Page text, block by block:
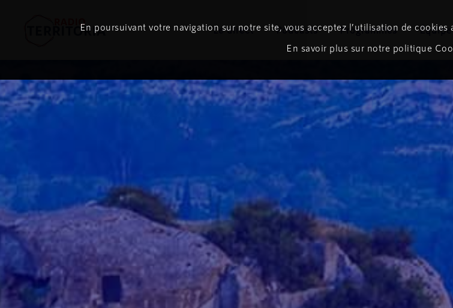
Le direct Podcasts Programmes Équipe
En poursuivant votre navigation sur notre site, vous acceptez l’utilisation de
En savoir plus sur notre politique